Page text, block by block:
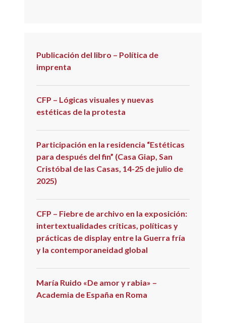
Publicación del libro – Política de
imprenta
CFP – Lógicas visuales y nuevas
estéticas de la protesta
Participación en la residencia “Estéticas
para después del fin” (Casa Giap, San
Cristóbal de las Casas, 14-25 de julio de
2025)
CFP – Fiebre de archivo en la exposición:
intertextualidades críticas, políticas y
prácticas de display entre la Guerra fría
y la contemporaneidad global
María Ruido «De amor y rabia» –
Academia de España en Roma